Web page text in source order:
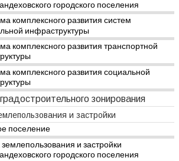
городского поселения
комплексного развития систем
инфраструктуры
комплексного развития транспортной
комплексного развития социальной
зонирования
и застройки
поселение
и застройки
городского поселения